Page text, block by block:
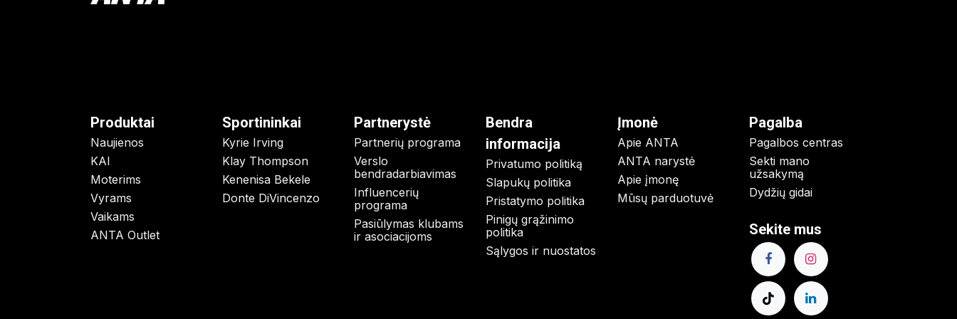
Partnerystė
Partnerių programa
Verslo
bendradarbiavimas
Influencerių
programa
Pasiūlymas klubams
ir asociacijoms
Bendra
informacija
Privatumo politiką
Slapukų politika
Pristatymo politika
Pinigų grąžinimo
politika
Sąlygos ir nuostatos
Įmonė
Apie ANTA
ANTA narystė
Apie įmonę
Mūsų parduotuvė
Pagalba
Pagalbos centras
Sekti mano
užsakymą
Dydžių gidai
Sekite mus
Sportininkai
Kyrie Irving
Klay Thompson
Kenenisa Bekele
Donte DiVincenzo
Produktai
Naujienos
KAI
Moterims
Vyrams
Vaikams
ANTA Outlet